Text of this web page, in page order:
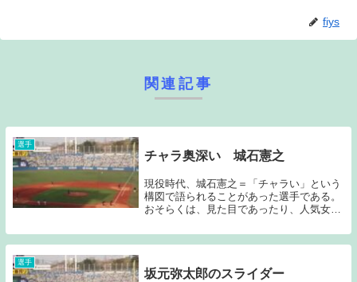
fiys
関連記事
選手
チャラ奥深い 城石憲之
現役時代、城石憲之＝「チャラい」という
構図で語られることがあった選手である。
おそらくは、見た目であったり、人気女性
いったイメージで語られることがあったと
思うのだが、プレースタイルに関しては
選手
坂元弥太郎のスライダー